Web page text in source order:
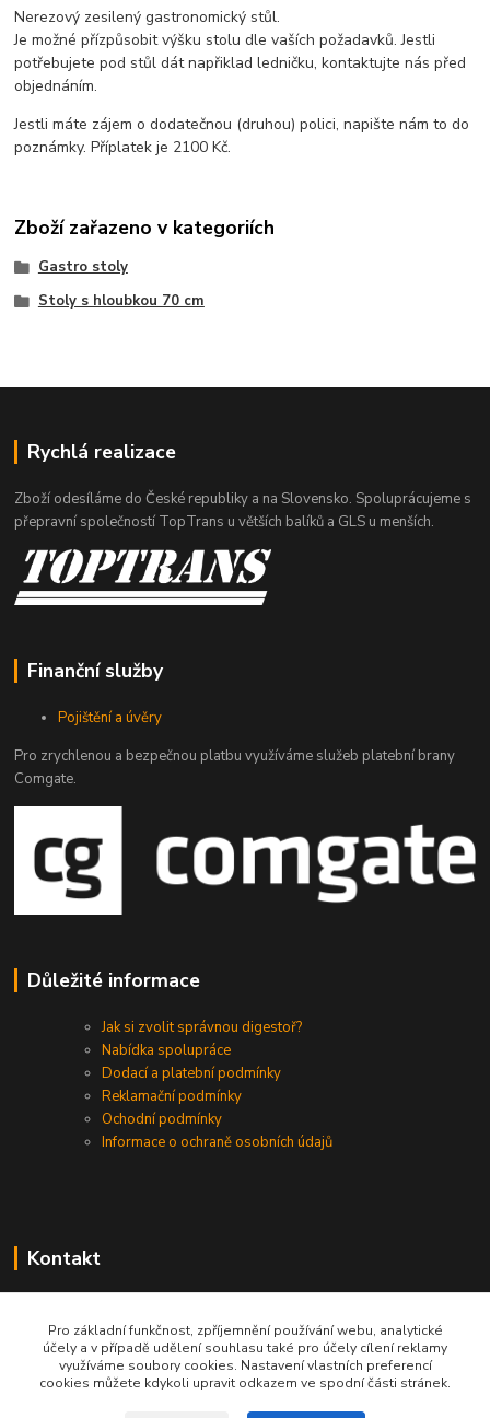
Nerezový zesilený gastronomický stůl.
Je možné přízpůsobit výšku stolu dle vaších požadavků. Jestli
potřebujete pod stůl dát napřiklad ledničku, kontaktujte nás před
objednáním.
Jestli máte zájem o dodatečnou (druhou) polici, napište nám to do
poznámky. Příplatek je 2100 Kč.
Zboží zařazeno v kategoriích
Gastro stoly
Stoly s hloubkou 70 cm
Rychlá realizace
Zboží odesíláme do České republiky a na Slovensko. Spoluprácujeme s
přepravní společností TopTrans u větších balíků a GLS u menších.
Finanční služby
Pojištění a úvěry
Pro zrychlenou a bezpečnou platbu využíváme služeb platební brany
Comgate.
Důležité informace
Jak si zvolit správnou digestoř?
Nabídka spolupráce
Dodací a platební podmínky
Reklamační podmínky
Ochodní podmínky
Informace o ochraně osobních údajů
Kontakt
info@gastrodigestore.cz
Pro základní funkčnost, zpříjemnění používání webu, analytické
účely a v případě udělení souhlasu také pro účely cílení reklamy
využíváme soubory cookies. Nastavení vlastních preferencí
cookies můžete kdykoli upravit odkazem ve spodní části stránek.